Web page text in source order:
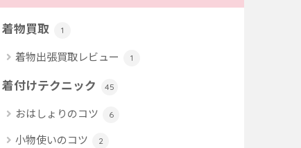
着物買取 1
着物出張買取レビュー 1
着付けテクニック 45
おはしょりのコツ 6
小物使いのコツ 2